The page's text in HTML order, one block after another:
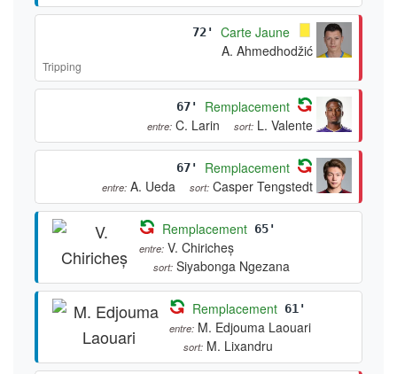
72'
Carte Jaune
A. Ahmedhodžić
Tripping
67' Remplacement
entre: C. Larin sort: L. Valente
67' Remplacement
entre: A. Ueda sort: Casper Tengstedt
Remplacement 65'
entre: V. Chiricheș
sort: Siyabonga Ngezana
Remplacement 61'
entre: M. Edjouma Laouari
sort: M. Lixandru